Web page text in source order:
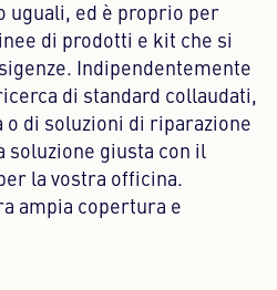
uguali, ed è proprio per
di prodotti e kit che si
Indipendentemente
di standard collaudati,
o di soluzioni di riparazione
soluzione giusta con il
la vostra officina.
ampia copertura e